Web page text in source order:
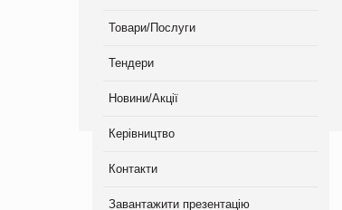
Товари/Послуги
Тендери
Новини/Акції
Керівництво
Контакти
Завантажити презентацію